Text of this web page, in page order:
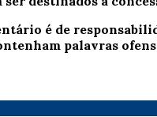
é de
palavras